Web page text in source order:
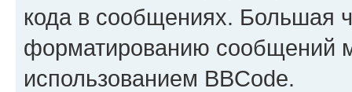
кода в сообщениях. Большая
форматированию сообщений
использованием BBCode.